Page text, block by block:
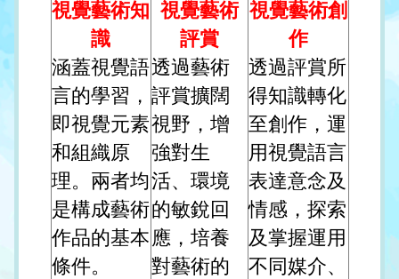
視覺藝術知
識
涵蓋視覺語
言的學習，
即視覺元素
和組織原
理。兩者均
是構成藝術
作品的基本
條件。
視覺藝術
評賞
透過藝術
評賞擴闊
視野，增
強對生
活、環境
的敏銳回
應，培養
對藝術的
視覺藝術創
作
透過評賞所
得知識轉化
至創作，運
用視覺語言
表達意念及
情感，探索
及掌握運用
不同媒介、